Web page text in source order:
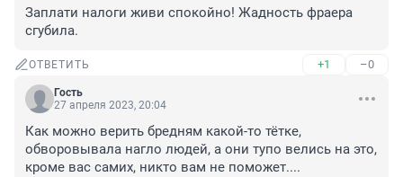
Заплати налоги живи спокойно! Жадность фраера
сгубила.
ОТВЕТИТЬ +1 –0
Гость
27 апреля 2023, 20:04
Как можно верить бредням какой-то тётке,
обворовывала нагло людей, а они тупо велись на это,
кроме вас самих, никто вам не поможет....